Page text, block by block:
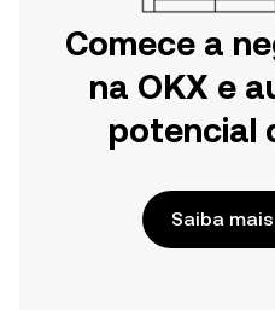
Comece a
na OKX e
potencial
Saiba